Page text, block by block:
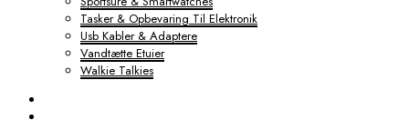
Tasker & Opbevaring Til Elektronik
Usb Kabler & Adaptere
Vandtætte Etuier
Walkie Talkies